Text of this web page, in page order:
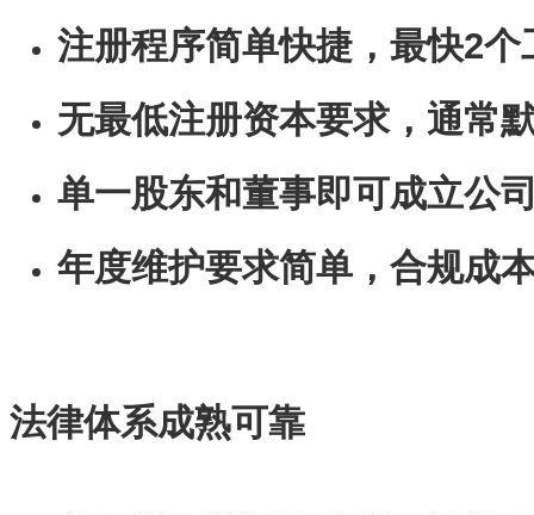
注册程序简单快捷，最快2个
无最低注册资本要求，通常
单一股东和董事即可成立公
年度维护要求简单，合规成
法律体系成熟可靠